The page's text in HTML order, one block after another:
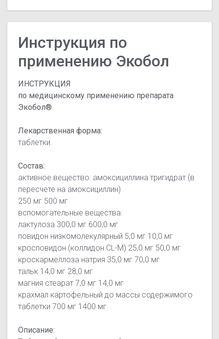
Инструкция по
применению Экобол
ИНСТРУКЦИЯ
по медицинскому применению препарата
Экобол®
Лекарственная форма:
таблетки.
Состав:
активное вещество: амоксициллина тригидрат (в
пересчете на амоксициллин)
250 мг 500 мг
вспомогательные вещества:
лактулоза 300,0 мг 600,0 мг
повидон низкомолекулярный 5,0 мг 10,0 мг
кросповидон (коллидон CL-M) 25,0 мг 50,0 мг
кроскармеллоза натрия 35,0 мг 70,0 мг
тальк 14,0 мг 28,0 мг
магния стеарат 7,0 мг 14,0 мг
крахмал картофельный до массы содержимого
таблетки 700 мг 1400 мг
Описание: